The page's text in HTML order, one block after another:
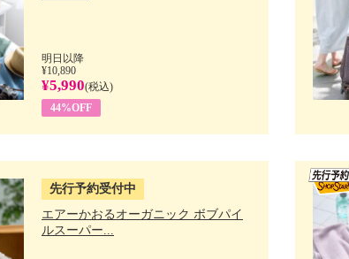
明日以降
¥10,890
¥5,990(税込)
44%OFF
先行予約受付中
エアーかおるオーガニック ボブパイ
ルスーパー...